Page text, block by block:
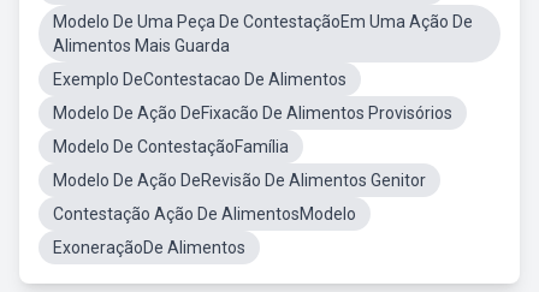
Modelo De Uma Peça De ContestaçãoEm Uma Ação De
Alimentos Mais Guarda
Exemplo DeContestacao De Alimentos
Modelo De Ação DeFixacão De Alimentos Provisórios
Modelo De ContestaçãoFamília
Modelo De Ação DeRevisão De Alimentos Genitor
Contestação Ação De AlimentosModelo
ExoneraçãoDe Alimentos